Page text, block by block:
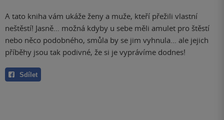
A tato kniha vám ukáže ženy a muže, kteří přežili vlastní
neštěstí! Jasně… možná kdyby u sebe měli amulet pro štěstí
nebo něco podobného, smůla by se jim vyhnula… ale jejich
příběhy jsou tak podivné, že si je vyprávíme dodnes!
Sdílet